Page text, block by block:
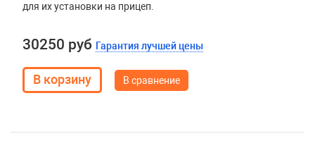
для их установки на прицеп.
30250 руб Гарантия лучшей цены
В сравнение